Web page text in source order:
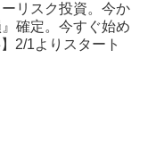
リスク投資。今か
確定。今すぐ始め
2/1よりスタート